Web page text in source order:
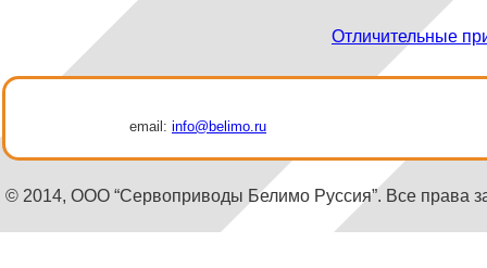
Отличительные
email: info@belimo.ru
© 2014, ООО “Сервоприводы Белимо Руссия”. Все права